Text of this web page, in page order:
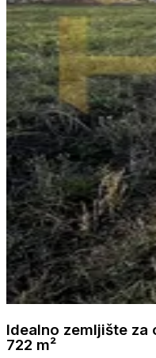
Idealno zemljište za
722 m²